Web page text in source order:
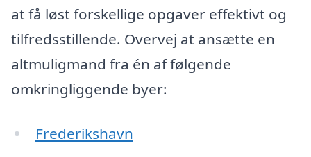
at få løst forskellige opgaver effektivt og
tilfredsstillende. Overvej at ansætte en
altmuligmand fra én af følgende
omkringliggende byer:
Frederikshavn